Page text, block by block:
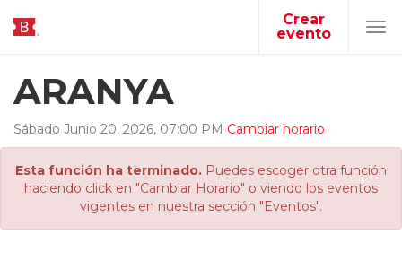
Crear
evento
ARANYA
Sábado Junio 20, 2026, 07:00 PM Cambiar horario
Esta función ha terminado. Puedes escoger otra función
haciendo click en "Cambiar Horario" o viendo los eventos
vigentes en nuestra sección "Eventos".